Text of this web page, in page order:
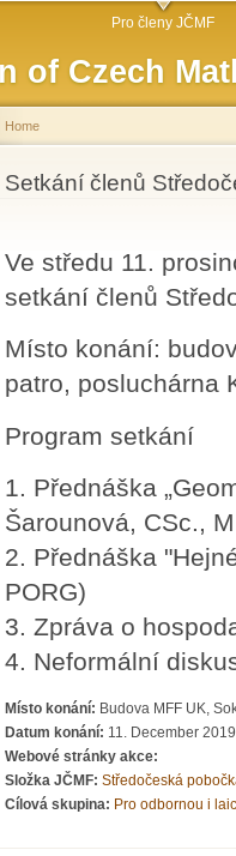
of Czech
Pro členy JČMF
You are here
Home
Setkání členů
Ve středu 11.
setkání členů
Místo konání:
patro, posluchárna
Program setkání
1. Přednáška
Šarounová, CSc.,
2. Přednáška
PORG)
3. Zpráva o
4. Neformální
Místo konání: Budova MFF UK,
Datum konání: 11. December
Webové stránky akce:
Složka JČMF: Středočeská
Cílová skupina: Pro odbornou i